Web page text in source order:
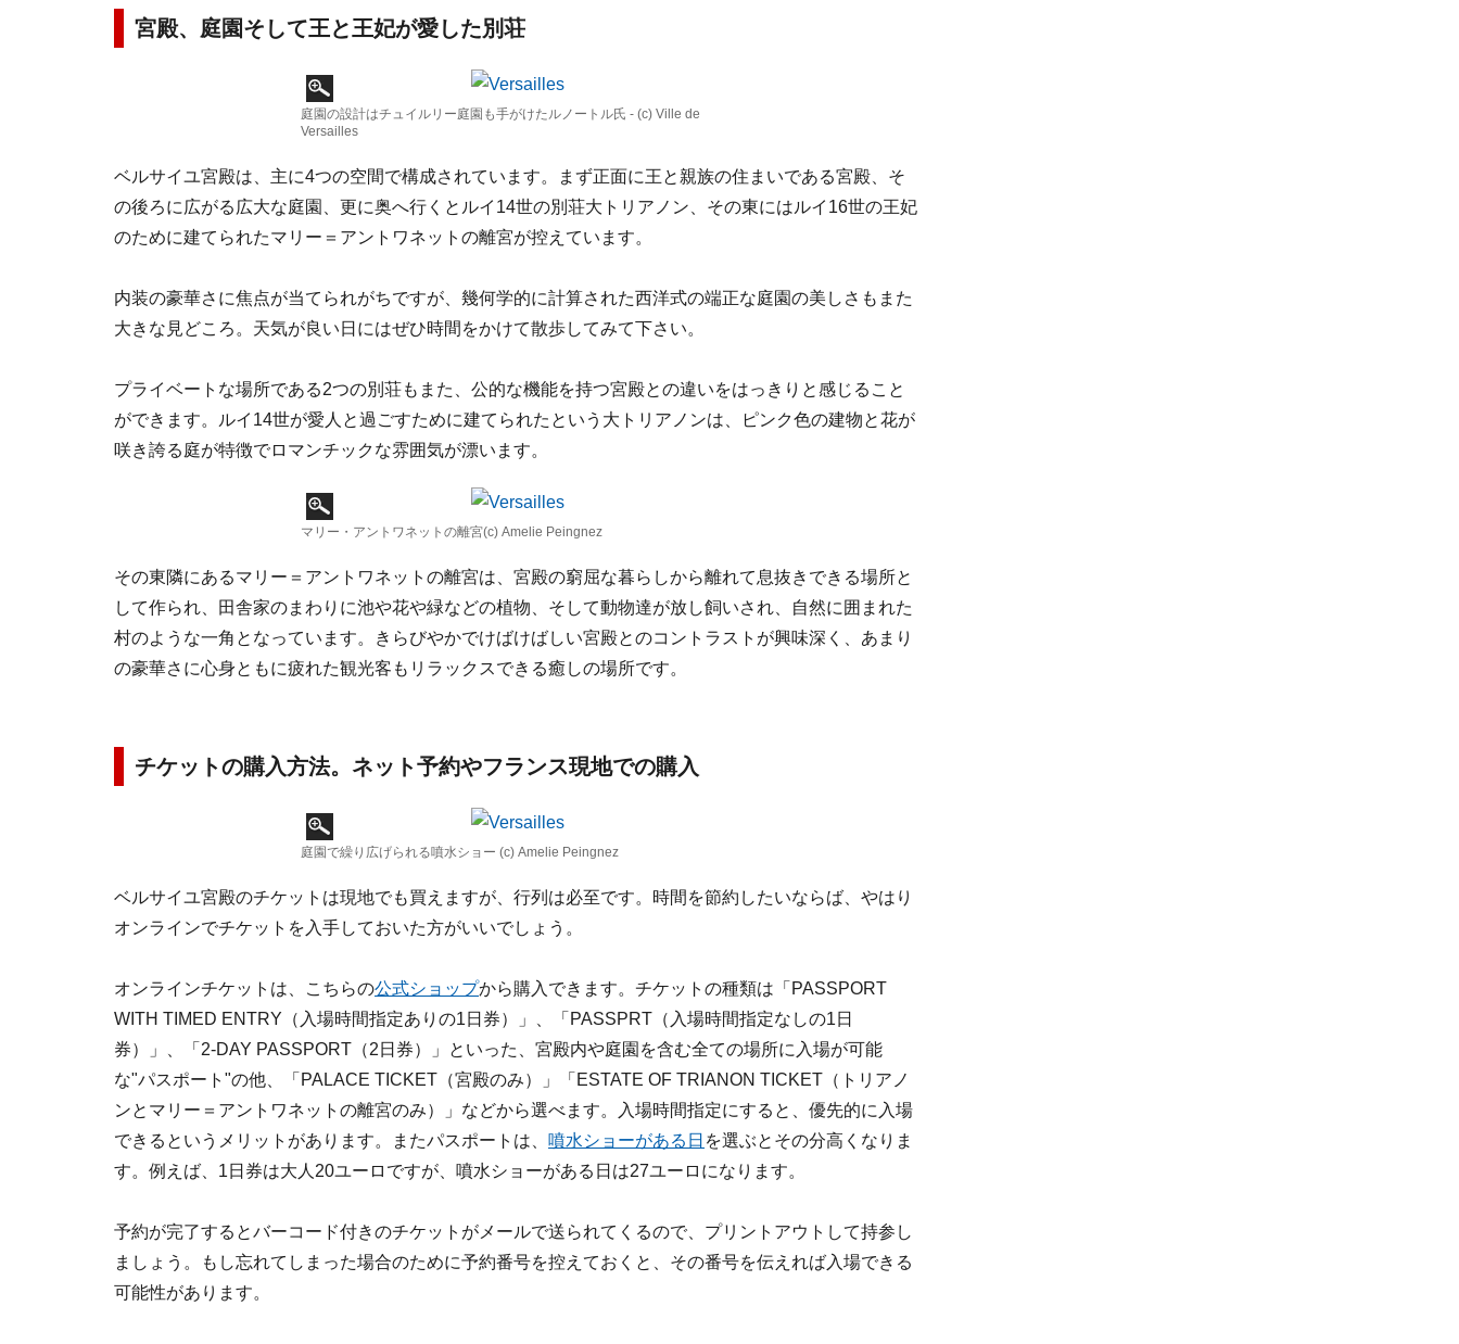
宮殿、庭園そして王と王妃が愛した別荘
庭園の設計はチュイルリー庭園も手がけたルノートル氏 - (c) Ville de
Versailles
ベルサイユ宮殿は、主に4つの空間で構成されています。まず正面に王と親族の住まいである宮殿、そ
の後ろに広がる広大な庭園、更に奥へ行くとルイ14世の別荘大トリアノン、その東にはルイ16世の王妃
のために建てられたマリー＝アントワネットの離宮が控えています。
内装の豪華さに焦点が当てられがちですが、幾何学的に計算された西洋式の端正な庭園の美しさもまた
大きな見どころ。天気が良い日にはぜひ時間をかけて散歩してみて下さい。
プライベートな場所である2つの別荘もまた、公的な機能を持つ宮殿との違いをはっきりと感じること
ができます。ルイ14世が愛人と過ごすために建てられたという大トリアノンは、ピンク色の建物と花が
咲き誇る庭が特徴でロマンチックな雰囲気が漂います。
マリー・アントワネットの離宮(c) Amelie Peingnez
その東隣にあるマリー＝アントワネットの離宮は、宮殿の窮屈な暮らしから離れて息抜きできる場所と
して作られ、田舎家のまわりに池や花や緑などの植物、そして動物達が放し飼いされ、自然に囲まれた
村のような一角となっています。きらびやかでけばけばしい宮殿とのコントラストが興味深く、あまり
の豪華さに心身ともに疲れた観光客もリラックスできる癒しの場所です。
チケットの購入方法。ネット予約やフランス現地での購入
庭園で繰り広げられる噴水ショー (c) Amelie Peingnez
ベルサイユ宮殿のチケットは現地でも買えますが、行列は必至です。時間を節約したいならば、やはり
オンラインでチケットを入手しておいた方がいいでしょう。
オンラインチケットは、こちらの公式ショップから購入できます。チケットの種類は「PASSPORT
WITH TIMED ENTRY（入場時間指定ありの1日券）」、「PASSPRT（入場時間指定なしの1日
券）」、「2-DAY PASSPORT（2日券）」といった、宮殿内や庭園を含む全ての場所に入場が可能
な"パスポート"の他、「PALACE TICKET（宮殿のみ）」「ESTATE OF TRIANON TICKET（トリアノ
ンとマリー＝アントワネットの離宮のみ）」などから選べます。入場時間指定にすると、優先的に入場
できるというメリットがあります。またパスポートは、 噴水ショーがある日 を選ぶとその分高くなりま
す。例えば、1日券は大人20ユーロですが、噴水ショーがある日は27ユーロになります。
予約が完了するとバーコード付きのチケットがメールで送られてくるので、プリントアウトして持参し
ましょう。もし忘れてしまった場合のために予約番号を控えておくと、その番号を伝えれば入場できる
可能性があります。